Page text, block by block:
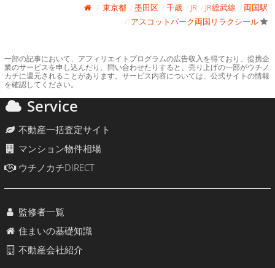
東京都 墨田区 千歳 JR JR総武線
両国駅
アスコットパーク両国リラクシール
一部の記事において、アフィリエイトプログラムの広告収入を得ており、提携企
業のサービスを申し込んだり、問い合わせたりすると、売り上げの一部がウチノ
カチに還元されることがあります。サービス内容については、公式サイトの情報
を確認してください。
Service
不動産一括査定サイト
マンション物件相場
ウチノカチDIRECT
監修者一覧
住まいの基礎知識
不動産会社紹介